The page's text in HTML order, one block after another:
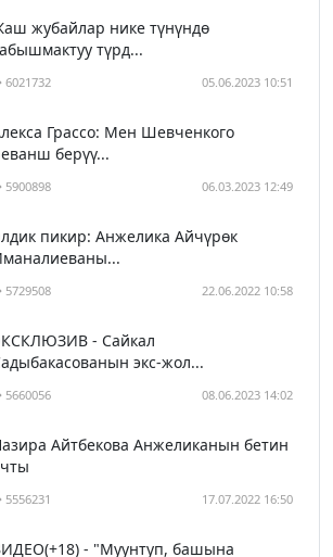
жубайлар нике түнүндө
түрд...
6021732 05.06.2023 10:51
Грассо: Мен Шевченкого
берүү...
5900898 06.03.2023 12:49
пикир: Анжелика Айчүрөк
5729508 22.06.2022 10:58
- Сайкал
экс-жол...
5660056 08.06.2023 14:02
Айтбекова Анжеликанын бетин
5556231 17.07.2022 16:50
- "Муунтуп, башына